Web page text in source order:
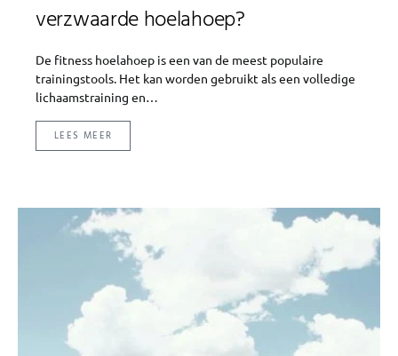
verzwaarde hoelahoep?
De fitness hoelahoep is een van de meest populaire
trainingstools. Het kan worden gebruikt als een volledige
lichaamstraining en…
LEES MEER